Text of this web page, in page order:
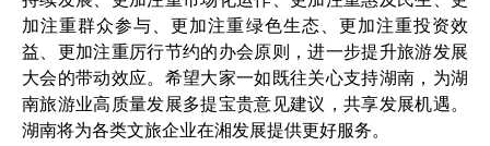
加注重群众参与、更加注重绿色生态、更加注重投资效
益、更加注重厉行节约的办会原则，进一步提升旅游发展
大会的带动效应。希望大家一如既往关心支持湖南，为湖
南旅游业高质量发展多提宝贵意见建议，共享发展机遇。
湖南将为各类文旅企业在湘发展提供更好服务。